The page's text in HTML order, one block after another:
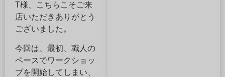
T様、こちらこそご来
店いただきありがとう
ございました。
今回は、最初、職人の
ペースでワークショッ
プを開始してしまい、